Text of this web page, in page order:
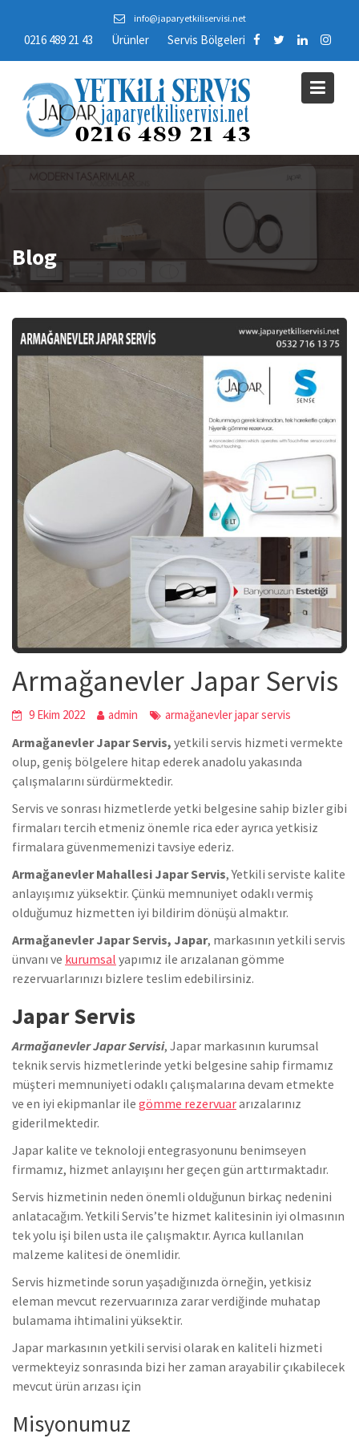
content
info@japaryetkiliservisi.net
0216 489 21 43 Ürünler Servis Bölgeleri
Blog
Armağanevler Japar Servis
9 Ekim 2022 admin armağanevler japar servis
Armağanevler Japar Servis, yetkili servis hizmeti vermekte
olup, geniş bölgelere hitap ederek anadolu yakasında
çalışmalarını sürdürmektedir.
Servis ve sonrası hizmetlerde yetki belgesine sahip bizler gibi
firmaları tercih etmeniz önemle rica eder ayrıca yetkisiz
firmalara güvenmemenizi tavsiye ederiz.
Armağanevler Mahallesi Japar Servis, Yetkili serviste kalite
anlayışımız yüksektir. Çünkü memnuniyet odaklı vermiş
olduğumuz hizmetten iyi bildirim dönüşü almaktır.
Armağanevler Japar Servis, Japar, markasının yetkili servis
ünvanı ve kurumsal yapımız ile arızalanan gömme
rezervuarlarınızı bizlere teslim edebilirsiniz.
Japar Servis
Armağanevler Japar Servisi, Japar markasının kurumsal
teknik servis hizmetlerinde yetki belgesine sahip firmamız
müşteri memnuniyeti odaklı çalışmalarına devam etmekte
ve en iyi ekipmanlar ile gömme rezervuararızalarınız
giderilmektedir.
Japar kalite ve teknoloji entegrasyonunu benimseyen
firmamız, hizmet anlayışını her geçen gün arttırmaktadır.
Servis hizmetinin neden önemli olduğunun birkaç nedenini
anlatacağım. Yetkili Servis’te hizmet kalitesinin iyi olmasının
tek yolu işi bilen usta ile çalışmaktır. Ayrıca kullanılan
malzeme kalitesi de önemlidir.
Servis hizmetinde sorun yaşadığınızda örneğin, yetkisiz
eleman mevcut rezervuarınıza zarar verdiğinde muhatap
bulamama ihtimalini yüksektir.
Japar markasının yetkili servisi olarak en kaliteli hizmeti
vermekteyiz sonrasında bizi her zaman arayabilir çıkabilecek
mevcut ürün arızası için
Misyonumuz